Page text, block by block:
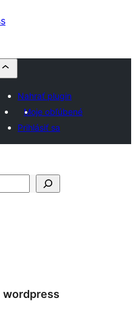
Nahrať plugin
Moje obľúbené
Prihlásiť sa
wordpress